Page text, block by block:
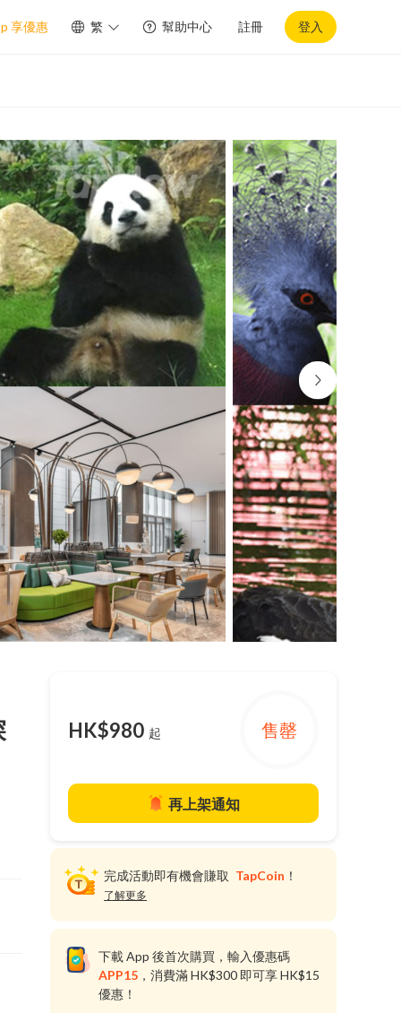
享優惠 繁 幫助中心 註冊 登入
HK$980 起 售罄
再上架通知
完成活動即有機會賺取 TapCoin ！
了解更多
下載 App 後首次購買，輸入優惠碼
APP15 ，消費滿 HK$300 即可享 HK$15
優惠！